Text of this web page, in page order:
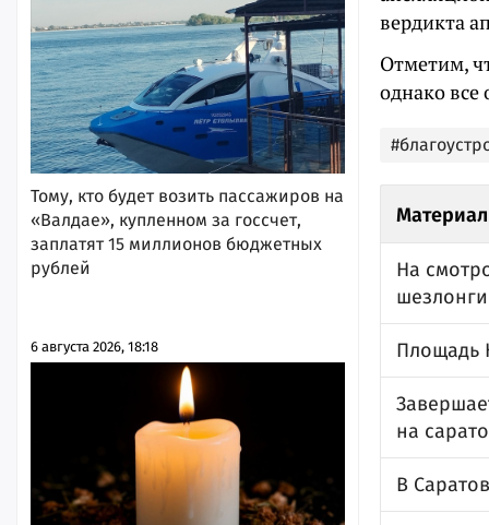
Тому, кто будет возить пассажиров на
«Валдае», купленном за госсчет,
заплатят 15 миллионов бюджетных
рублей
6 августа 2026, 18:18
вердикта
Отметим,
однако
На
шезлонги
Площадь
на
В